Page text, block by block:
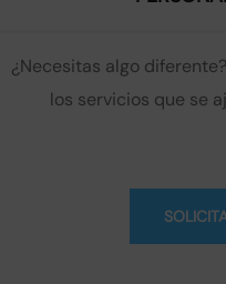
¿Necesitas algo
los servicios que se
Se emplean
prevención de
intentos de fraude
comprometa la